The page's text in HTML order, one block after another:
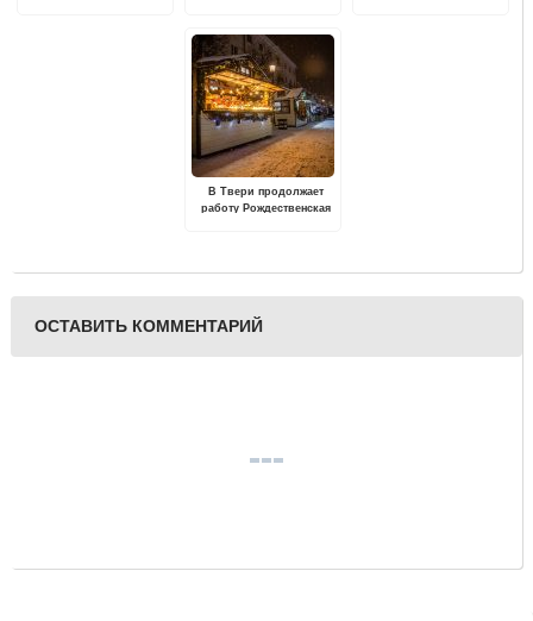
В Твери продолжает
работу Рождественская
ОСТАВИТЬ КОММЕНТАРИЙ